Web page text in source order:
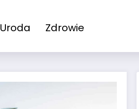
Uroda Zdrowie